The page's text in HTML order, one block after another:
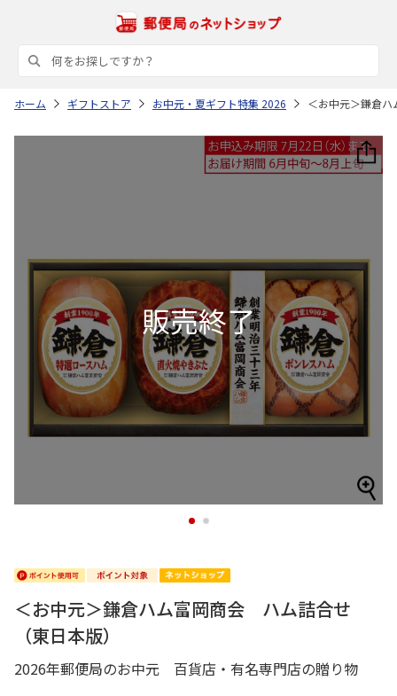
ホーム ギフトストア お中元・夏ギフト特集 2026 ＜お中元＞鎌倉
1 2
＜お中元＞鎌倉ハム富岡商会 ハム詰合せ
（東日本版）
2026年郵便局のお中元 百貨店・有名専門店の贈り物